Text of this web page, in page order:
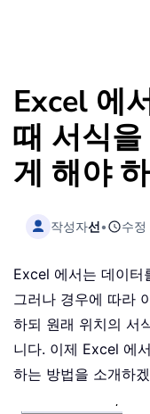
Excel 에
때 서식
게 해야
작성자선• 수정
Excel 에서는 데이터
그러나 경우에 따라
하되 원래 위치의 서
니다. 이제 Excel 에
하는 방법을 소개하겠